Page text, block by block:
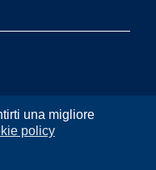
una migliore
policy